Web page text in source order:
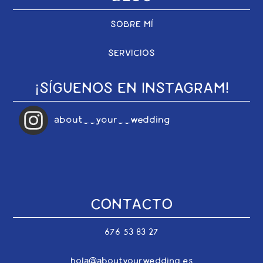
SOBRE MÍ
SERVICIOS
¡SÍGUENOS EN INSTAGRAM!
about__your__wedding
CONTACTO
676 53 83 27
hola@aboutyourwedding.es